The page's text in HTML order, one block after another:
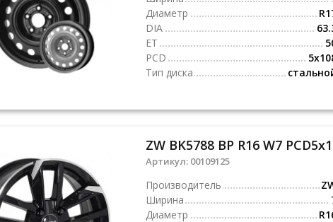
Диаметр
DIA
ET
PCD
Тип диска
ZW BK5788 BP R16 W7
Артикул: 00109125
Производитель
Ширина
Диаметр